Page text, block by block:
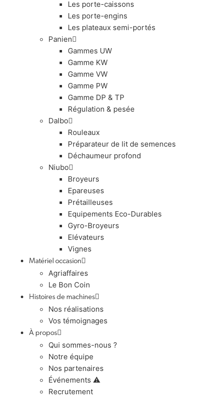
Les porte-caissons
Les porte-engins
Les plateaux semi-portés
Panien
Gammes UW
Gamme KW
Gamme VW
Gamme PW
Gamme DP & TP
Régulation & pesée
Dalbo
Rouleaux
Préparateur de lit de semences
Déchaumeur profond
Niubo
Broyeurs
Epareuses
Prétailleuses
Equipements Eco-Durables
Gyro-Broyeurs
Elévateurs
Vignes
Matériel occasion
Agriaffaires
Le Bon Coin
Histoires de machines
Nos réalisations
Vos témoignages
À propos
Qui sommes-nous ?
Notre équipe
Nos partenaires
Événements ⚠️
Recrutement